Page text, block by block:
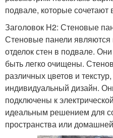
подвале, которые сочетают
Заголовок H2: Стеновые
Стеновые панели
отделок стен в подвале.
быть легко очищены.
различных цветов и
индивидуальный дизайн.
подключены к
идеальным решением для
пространства или